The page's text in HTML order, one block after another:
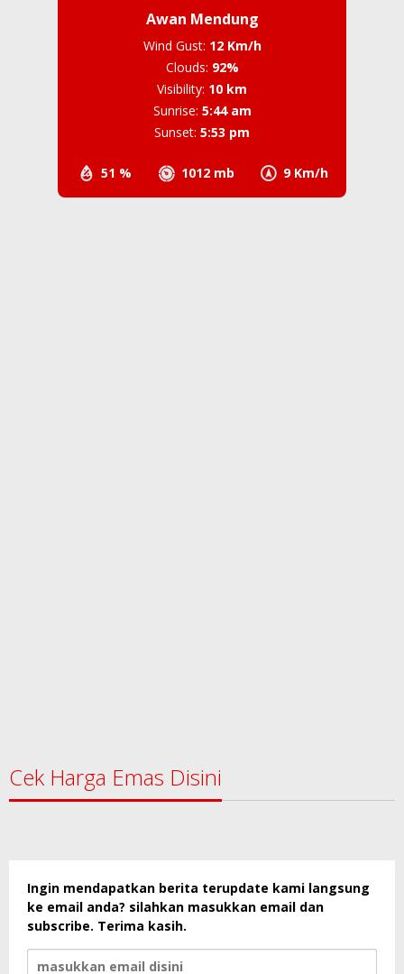
Awan Mendung
51 % 1012 mb 9 Km/h
Wind Gust: 12 Km/h
Clouds: 92%
Visibility: 10 km
Sunrise: 5:44 am
Sunset: 5:53 pm
Cek Harga Emas Disini
Ingin mendapatkan berita terupdate kami langsung
ke email anda? silahkan masukkan email dan
subscribe. Terima kasih.